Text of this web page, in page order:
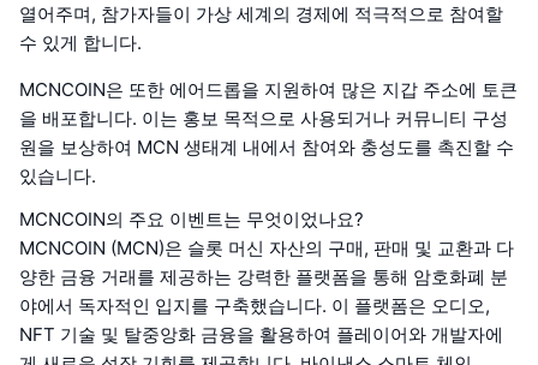
열어주며, 참가자들이 가상 세계의 경제에 적극적으로 참여할
수 있게 합니다.
MCNCOIN은 또한 에어드롭을 지원하여 많은 지갑 주소에 토큰
을 배포합니다. 이는 홍보 목적으로 사용되거나 커뮤니티 구성
원을 보상하여 MCN 생태계 내에서 참여와 충성도를 촉진할 수
있습니다.
MCNCOIN의 주요 이벤트는 무엇이었나요?
MCNCOIN (MCN)은 슬롯 머신 자산의 구매, 판매 및 교환과 다
양한 금융 거래를 제공하는 강력한 플랫폼을 통해 암호화폐 분
야에서 독자적인 입지를 구축했습니다. 이 플랫폼은 오디오,
NFT 기술 및 탈중앙화 금융을 활용하여 플레이어와 개발자에